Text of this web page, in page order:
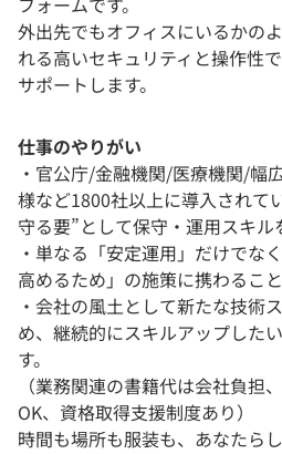
外出先でもオフィスにいるかの
れる高いセキュリティと操作性
サポートします。
仕事のやりがい
・官公庁/金融機関/医療機関/幅
様など1800社以上に導入されて
守る要”として保守・運用スキル
・単なる「安定運用」だけでな
高めるため」の施策に携わること
・会社の風土として新たな技術
め、継続的にスキルアップした
す。
（業務関連の書籍代は会社負担
OK、資格取得支援制度あり）
時間も場所も服装も、あなたら